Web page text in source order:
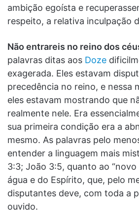
ambição egoísta e
respeito, a relativa inculpação
Não entrareis no reino dos
palavras ditas aos Doze
exagerada. Eles estavam
precedência no reino, e nessa
eles estavam mostrando que
realmente nele. Era
sua primeira condição era a
mesmo. As palavras pelo
entender a linguagem mais
3:3; João 3:5, quanto ao “novo
água e do Espírito, que, pelo
disputantes deve, com toda a
ouvido.